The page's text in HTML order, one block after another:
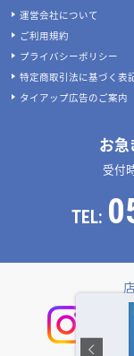
運営会社について
ご利用規約
プライバシーポリシー
特定商取引法に基づく表
タイアップ広告のご案内
お
受付
TEL: